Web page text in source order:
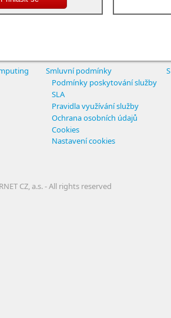
Smluvní podmínky
Podmínky poskytování služby
SLA
Pravidla využívání služby
Ochrana osobních údajů
Cookies
Nastavení cookies
CZ, a.s. - All rights reserved